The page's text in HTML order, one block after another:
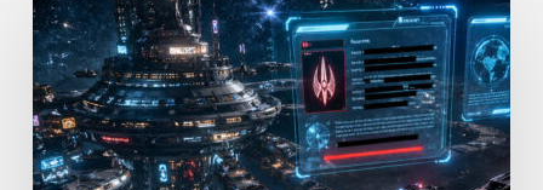
[CLASSIFIED]
Teil
2